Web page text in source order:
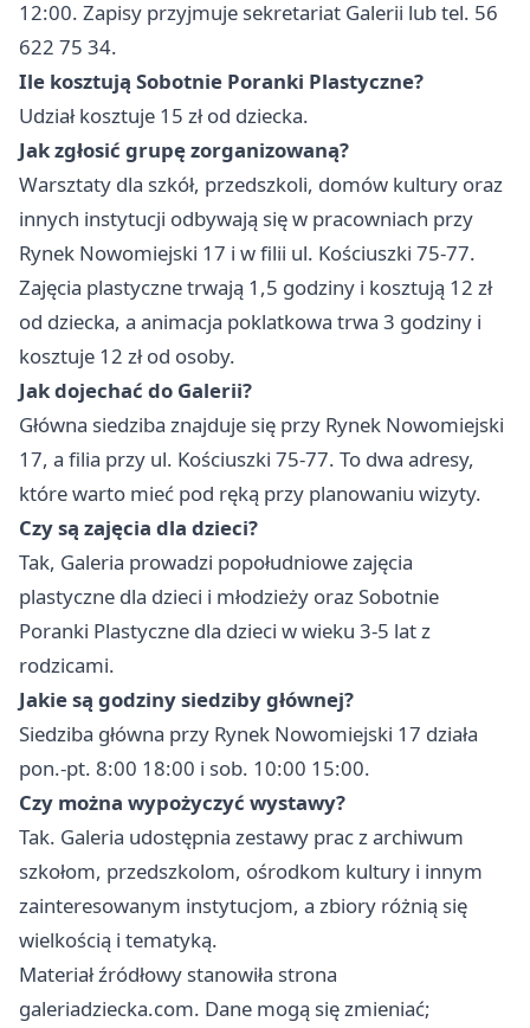
12:00. Zapisy przyjmuje sekretariat Galerii lub tel. 56
622 75 34.
Ile kosztują Sobotnie Poranki Plastyczne?
Udział kosztuje 15 zł od dziecka.
Jak zgłosić grupę zorganizowaną?
Warsztaty dla szkół, przedszkoli, domów kultury oraz
innych instytucji odbywają się w pracowniach przy
Rynek Nowomiejski 17 i w filii ul. Kościuszki 75-77.
Zajęcia plastyczne trwają 1,5 godziny i kosztują 12 zł
od dziecka, a animacja poklatkowa trwa 3 godziny i
kosztuje 12 zł od osoby.
Jak dojechać do Galerii?
Główna siedziba znajduje się przy Rynek Nowomiejski
17, a filia przy ul. Kościuszki 75-77. To dwa adresy,
które warto mieć pod ręką przy planowaniu wizyty.
Czy są zajęcia dla dzieci?
Tak, Galeria prowadzi popołudniowe zajęcia
plastyczne dla dzieci i młodzieży oraz Sobotnie
Poranki Plastyczne dla dzieci w wieku 3-5 lat z
rodzicami.
Jakie są godziny siedziby głównej?
Siedziba główna przy Rynek Nowomiejski 17 działa
pon.-pt. 8:00 18:00 i sob. 10:00 15:00.
Czy można wypożyczyć wystawy?
Tak. Galeria udostępnia zestawy prac z archiwum
szkołom, przedszkolom, ośrodkom kultury i innym
zainteresowanym instytucjom, a zbiory różnią się
wielkością i tematyką.
Materiał źródłowy stanowiła strona
galeriadziecka.com. Dane mogą się zmieniać;